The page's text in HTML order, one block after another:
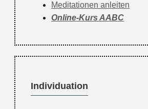
Meditationen anleiten
Online-Kurs AABC
Individuation